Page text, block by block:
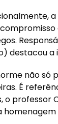
destacou
não
É
professor